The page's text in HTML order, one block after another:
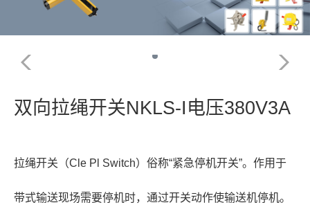
双向拉绳开关NKLS-I电压380V3A
拉绳开关（Cle Pl Switch）俗称“紧急停机开关”。作用于
带式输送现场需要停机时，通过开关动作使输送机停机。